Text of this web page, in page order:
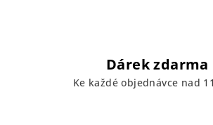
Dárek zdarma
Ke každé objednávce nad